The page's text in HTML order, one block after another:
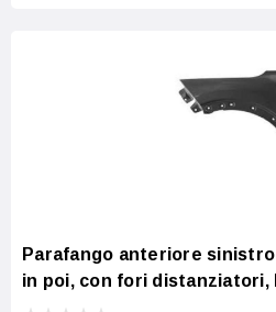
Parafango anteriore sinistro
in poi, con fori distanziatori,